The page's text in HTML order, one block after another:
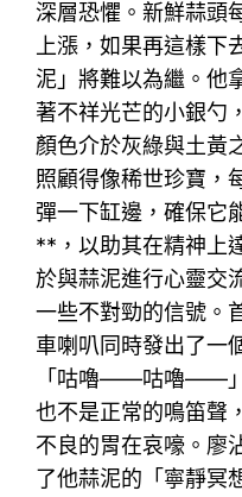
深層恐懼。新鮮蒜頭
上漲，如果再這樣
泥」將難以為繼。他
著不祥光芒的小銀勺
顏色介於灰綠與土黃
照顧得像稀世珍寶，
彈一下缸邊，確保它
**，以助其在精神上
於與蒜泥進行心靈交
一些不對勁的信號。
車喇叭同時發出了一
「咕嚕——咕嚕——」
也不是正常的鳴笛聲
不良的胃在哀嚎。廖
了他蒜泥的「寧靜冥